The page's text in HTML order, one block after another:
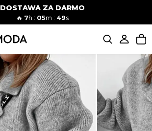
DOSTAWA ZA DARMO
🔥 7h : 05m : 48s